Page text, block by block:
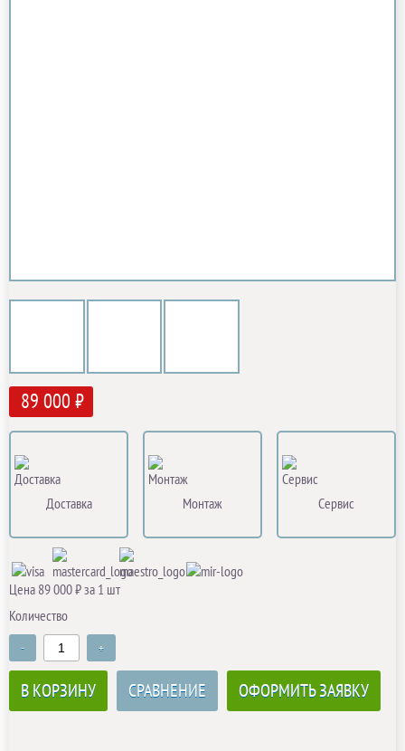
89 000 ₽
Доставка Монтаж Сервис
Цена 89 000 ₽ за 1 шт
Количество
- +
В КОРЗИНУ СРАВНЕНИЕ ОФОРМИТЬ ЗАЯВКУ